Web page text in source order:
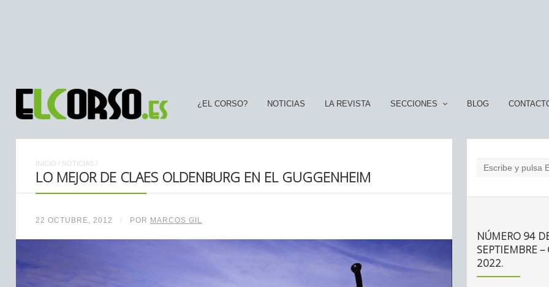
¿EL CORSO? NOTICIAS LA REVISTA SECCIONES BLOG
INICIO / NOTICIAS /
LO MEJOR DE CLAES OLDENBURG EN EL GUGGENHEIM
22 OCTUBRE, 2012 / POR MARCOS GIL
NÚMERO 94
SEPTIEMBRE –
2022.